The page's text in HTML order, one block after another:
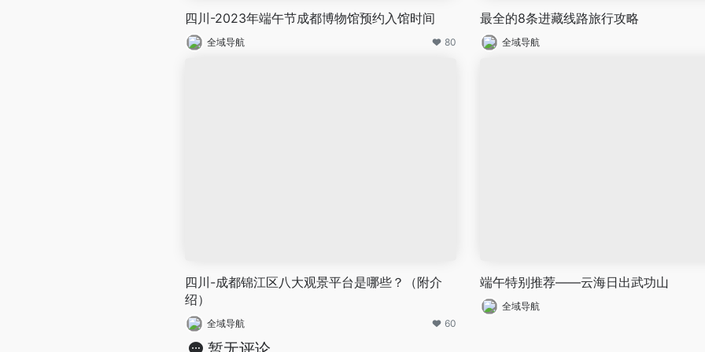
四川-2023年端午节成都博物馆预约入馆时间
全域导航 80
最全的8条进藏线路旅行攻略
全域导航
四川-成都锦江区八大观景平台是哪些？（附介
绍）
全域导航 60
端午特别推荐——云海日出武功山
全域导航